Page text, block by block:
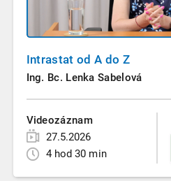
Intrastat od A do Z
Ing. Bc. Lenka Sabelová
Videozáznam
27.5.2026
4 hod 30 min